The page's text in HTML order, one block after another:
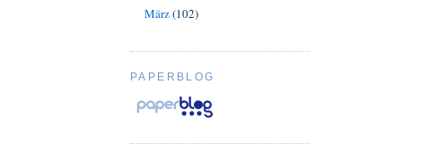
März(102)
PAPERBLOG